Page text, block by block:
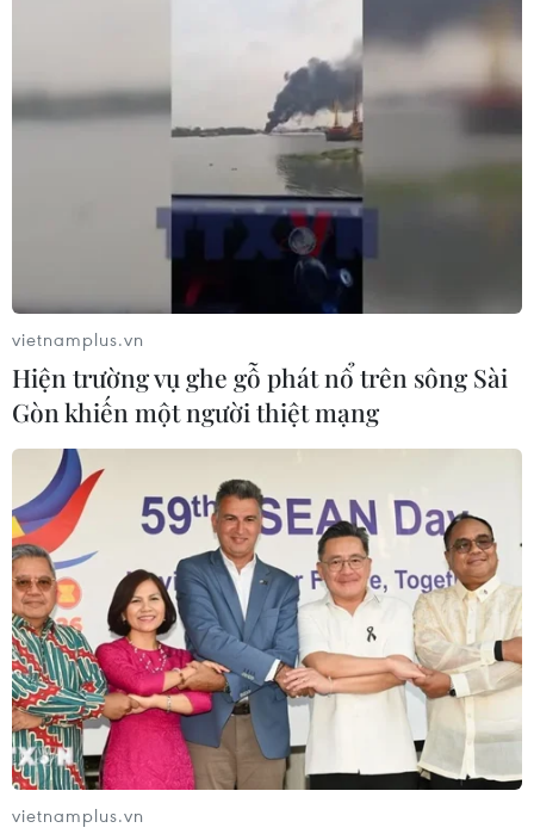
vietnamplus.vn
Hiện trường vụ ghe gỗ phát nổ trên sông Sài
Gòn khiến một người thiệt mạng
vietnamplus.vn